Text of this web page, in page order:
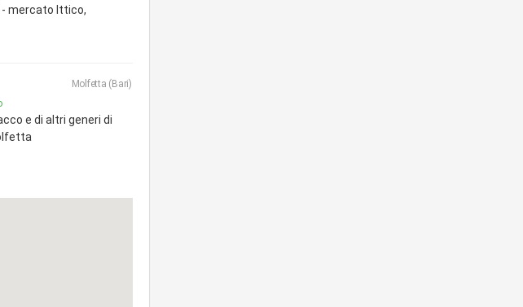
mercato Ittico,
Molfetta (Bari)
e di altri generi di